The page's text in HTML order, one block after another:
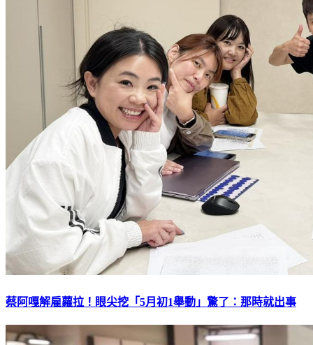
蔡阿嘎解雇蘿拉！眼尖挖「5月初1舉動」驚了：那時就出事